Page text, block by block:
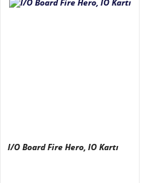
I/O Board Fire Hero, IO Kartı